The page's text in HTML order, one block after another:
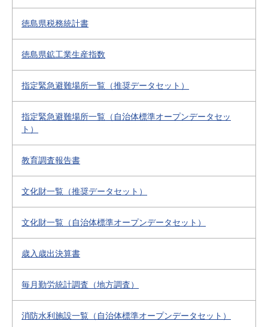
徳島県税務統計書
徳島県鉱工業生産指数
指定緊急避難場所一覧（推奨データセット）
指定緊急避難場所一覧（自治体標準オープンデータセッ
ト）
教育調査報告書
文化財一覧（推奨データセット）
文化財一覧（自治体標準オープンデータセット）
歳入歳出決算書
毎月勤労統計調査（地方調査）
消防水利施設一覧（自治体標準オープンデータセット）